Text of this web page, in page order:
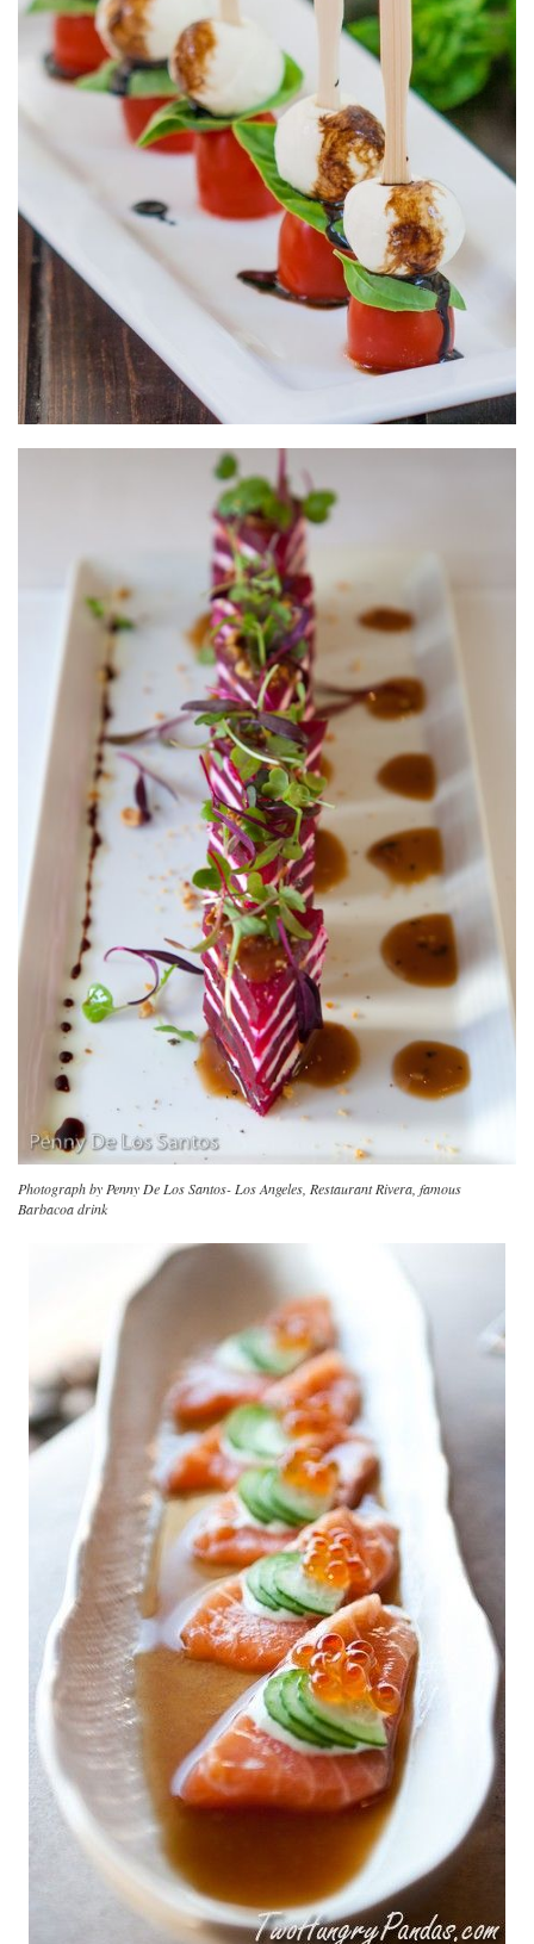
Photograph by Penny De Los Santos- Los Angeles, Restaurant Rivera, famous
Barbacoa drink